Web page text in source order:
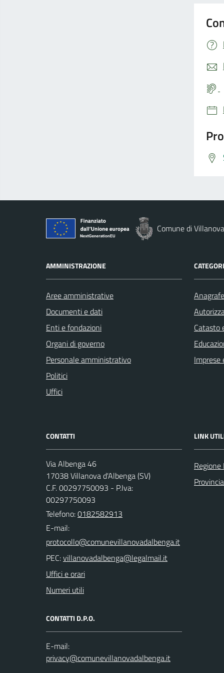
Comune di
AMMINISTRAZIONE
Aree amministrative
Documenti e dati
Enti e fondazioni
Organi di governo
Personale amministrativo
Politici
Uffici
Catasto
Imprese
CONTATTI
Via Albenga 46
17038 Villanova d'Albenga (SV)
C.F. 00297750093 - P.Iva:
00297750093
Telefono:0182582913
E-mail:
PEC:
Uffici e orari
Numeri utili
CONTATTI D.P.O.
E-mail:
LINK
Regione